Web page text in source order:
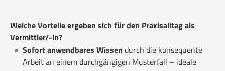
Welche Vorteile ergeben sich für den Praxisalltag als
Vermittler/-in?
Sofort anwendbares Wissen durch die konsequente
Arbeit an einem durchgängigen Musterfall – ideale